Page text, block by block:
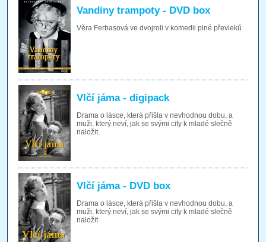
Vandiny trampoty - DVD box
Věra Ferbasová ve dvojroli v komedii plné převleků
Vlčí jáma - digipack
Drama o lásce, která přišla v nevhodnou dobu, a
muži, který neví, jak se svými city k mladé slečně
naložit.
Vlčí jáma - DVD box
Drama o lásce, která přišla v nevhodnou dobu, a
muži, který neví, jak se svými city k mladé slečně
naložit